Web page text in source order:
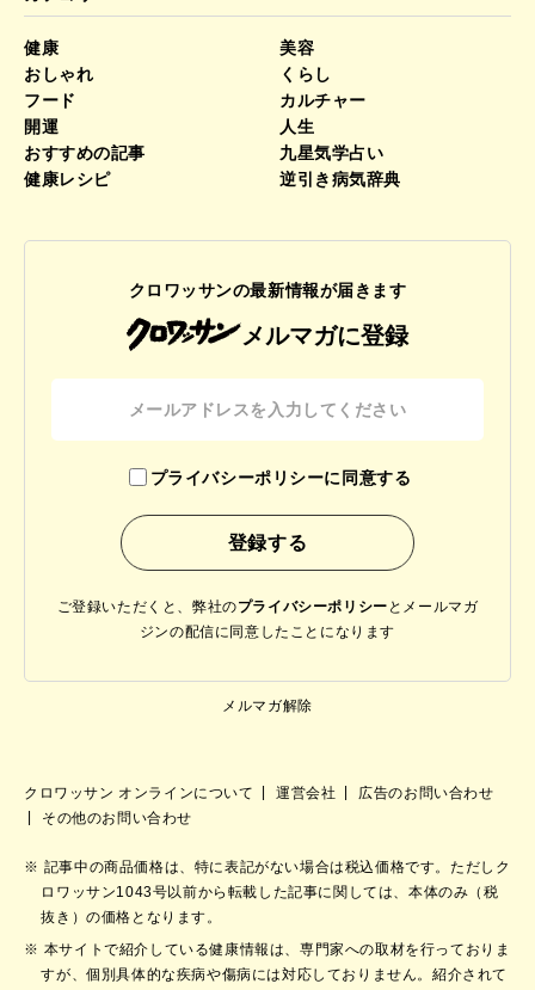
健康
美容
おしゃれ
くらし
フード
カルチャー
開運
人生
おすすめの記事
九星気学占い
健康レシピ
逆引き病気辞典
クロワッサンの最新情報が届きます
メルマガに登録
プライバシーポリシーに同意する
ご登録いただくと、弊社のプライバシーポリシー と メールマガ
ジンの配信に同意したことになります
メルマガ解除
クロワッサン オンラインについて 運営会社
広告のお問い合わせ
その他のお問い合わせ
記事中の商品価格は、特に表記がない場合は税込価格です。ただしク
ロワッサン1043号以前から転載した記事に関しては、本体のみ（税
抜き）の価格となります。
本サイトで紹介している健康情報は、専門家への取材を行っておりま
すが、個別具体的な疾病や傷病には対応しておりません。紹介されて